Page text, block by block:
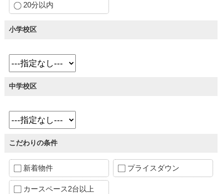
20分以内
小学校区
中学校区
こだわりの条件
新着物件 プライスダウン
カースペース2台以上